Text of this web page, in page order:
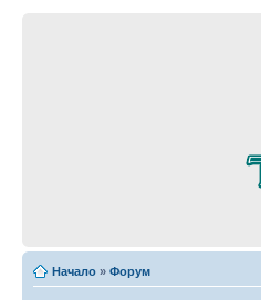
Начало » Форум